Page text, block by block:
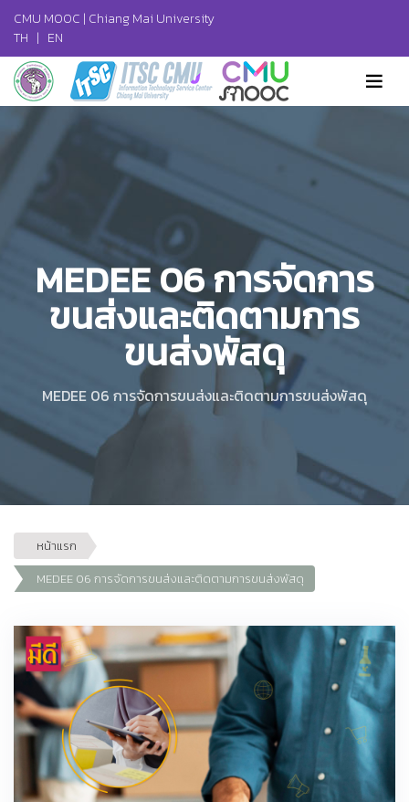
CMU MOOC | Chiang Mai University
TH | EN
MEDEE 06 การจัดการ
ขนส่งและติดตามการ
ขนส่งพัสดุ
MEDEE 06 การจัดการขนส่งและติดตามการขนส่งพัสดุ
หน้าแรก
MEDEE 06 การจัดการขนส่งและติดตามการขนส่งพัสดุ